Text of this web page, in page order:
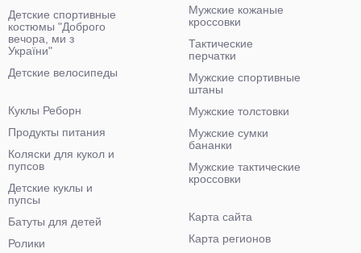
Детские спортивные
костюмы "Доброго
вечора, ми з
України"
Детские велосипеды
Мужские кожаные
кроссовки
Тактические
перчатки
Мужские спортивные
штаны
Мужские толстовки
Мужские сумки
бананки
Мужские тактические
кроссовки
Куклы Реборн
Продукты питания
Коляски для кукол и
пупсов
Детские куклы и
пупсы
Батуты для детей
Ролики
Карта сайта
Карта регионов